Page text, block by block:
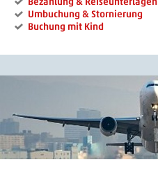
Umbuchung & Stornierung
Buchung mit Kind